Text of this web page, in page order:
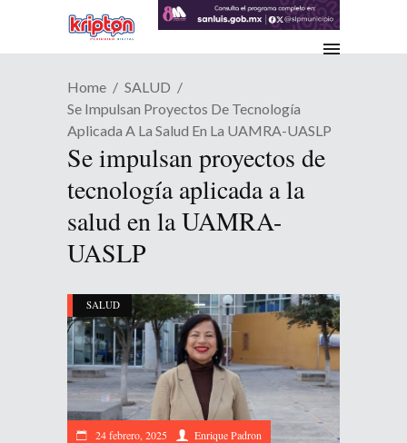
Home
SALUD
Se Impulsan Proyectos De Tecnología
Aplicada A La Salud En La UAMRA-UASLP
Se impulsan proyectos de
tecnología aplicada a la
salud en la UAMRA-
UASLP
SALUD
24 febrero, 2025 Enrique Padron